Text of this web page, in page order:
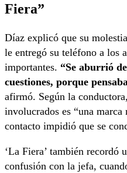
Fiera”
Díaz explicó que su
le entregó su teléfono a los
importantes. “Se aburrió
cuestiones, porque
afirmó. Según la
involucrados es “una
contacto impidió que se
‘La Fiera’ también recordó
confusión con la jefa,